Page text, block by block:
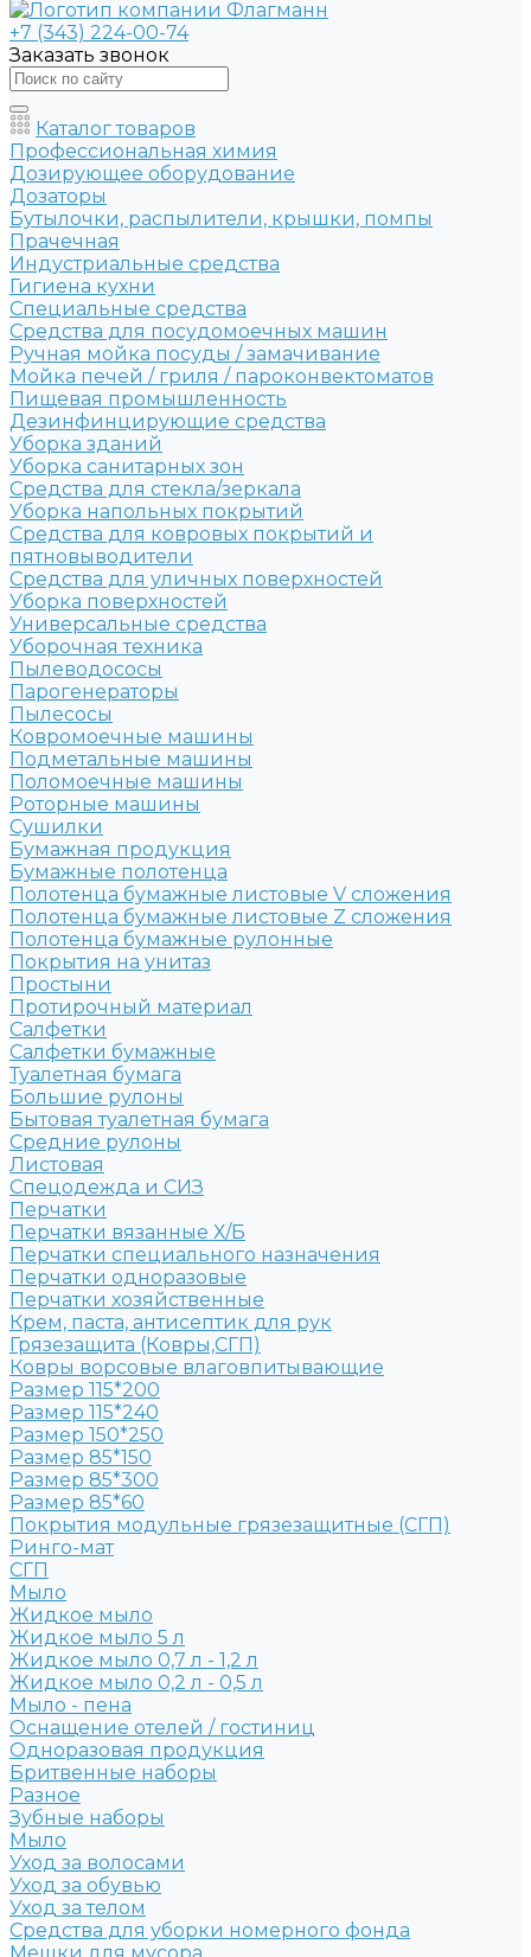
+7 (343) 224-00-74
Заказать звонок
Каталог товаров
Профессиональная химия
Дозирующее оборудование
Дозаторы
Бутылочки, распылители, крышки, помпы
Прачечная
Индустриальные средства
Гигиена кухни
Специальные средства
Средства для посудомоечных машин
Ручная мойка посуды / замачивание
Мойка печей / гриля / пароконвектоматов
Пищевая промышленность
Дезинфинцирующие средства
Уборка зданий
Уборка санитарных зон
Средства для стекла/зеркала
Уборка напольных покрытий
Средства для ковровых покрытий и
пятновыводители
Средства для уличных поверхностей
Уборка поверхностей
Универсальные средства
Уборочная техника
Пылеводососы
Парогенераторы
Пылесосы
Ковромоечные машины
Подметальные машины
Поломоечные машины
Роторные машины
Сушилки
Бумажная продукция
Бумажные полотенца
Полотенца бумажные листовые V сложения
Полотенца бумажные листовые Z сложения
Полотенца бумажные рулонные
Покрытия на унитаз
Простыни
Протирочный материал
Салфетки
Салфетки бумажные
Туалетная бумага
Большие рулоны
Бытовая туалетная бумага
Средние рулоны
Листовая
Спецодежда и СИЗ
Перчатки
Перчатки вязанные Х/Б
Перчатки специального назначения
Перчатки одноразовые
Перчатки хозяйственные
Крем, паста, антисептик для рук
Грязезащита (Ковры,СГП)
Ковры ворсовые влаговпитывающие
Размер 115*200
Размер 115*240
Размер 150*250
Размер 85*150
Размер 85*300
Размер 85*60
Покрытия модульные грязезащитные (СГП)
Ринго-мат
СГП
Мыло
Жидкое мыло
Жидкое мыло 5 л
Жидкое мыло 0,7 л - 1,2 л
Жидкое мыло 0,2 л - 0,5 л
Мыло - пена
Оснащение отелей / гостиниц
Одноразовая продукция
Бритвенные наборы
Разное
Зубные наборы
Мыло
Уход за волосами
Уход за обувью
Уход за телом
Средства для уборки номерного фонда